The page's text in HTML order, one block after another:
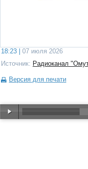
18:23 |
07 июля 2026
Источник: Радиоканал
Версия для печати